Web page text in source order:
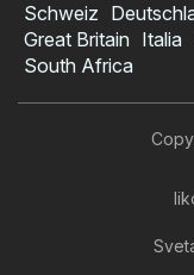
Schweiz
Great Britain Italia
South Africa